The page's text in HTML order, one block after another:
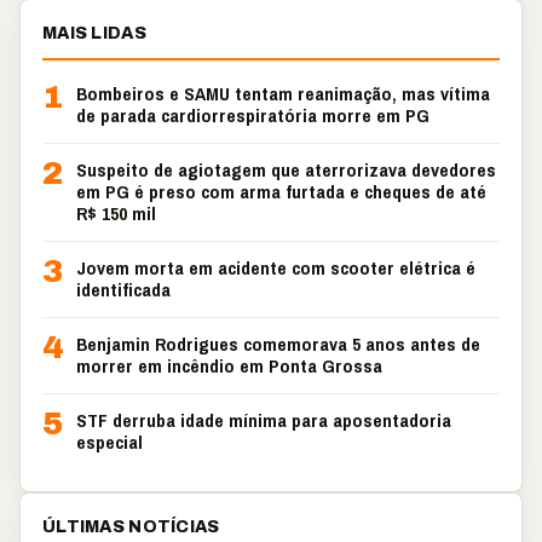
MAIS LIDAS
1
Bombeiros e SAMU tentam reanimação, mas vítima
de parada cardiorrespiratória morre em PG
2
Suspeito de agiotagem que aterrorizava devedores
em PG é preso com arma furtada e cheques de até
R$ 150 mil
3 Jovem morta em acidente com scooter elétrica é
identificada
4 Benjamin Rodrigues comemorava 5 anos antes de
morrer em incêndio em Ponta Grossa
5 STF derruba idade mínima para aposentadoria
especial
ÚLTIMAS NOTÍCIAS